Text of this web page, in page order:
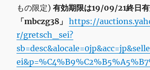
もの限定)有効期限は19/09/21終日
「mbczg38」
https://
r/gretsch_sei?